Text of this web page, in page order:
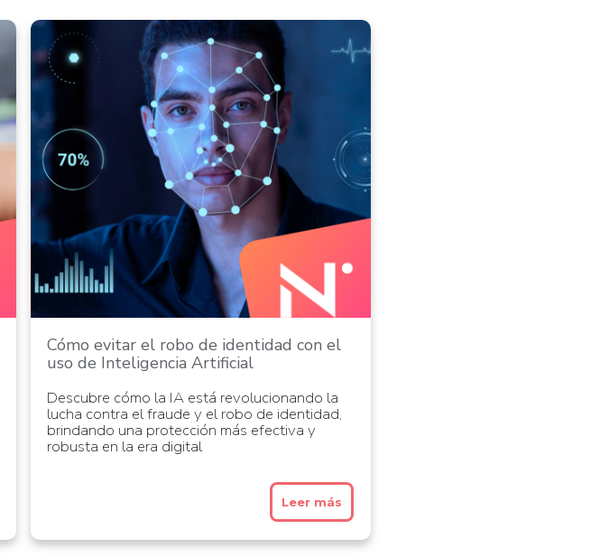
Cómo evitar el robo de identidad con el
uso de Inteligencia Artificial
Descubre cómo la IA está revolucionando la
lucha contra el fraude y el robo de identidad,
brindando una protección más efectiva y
robusta en la era digital
Leer más